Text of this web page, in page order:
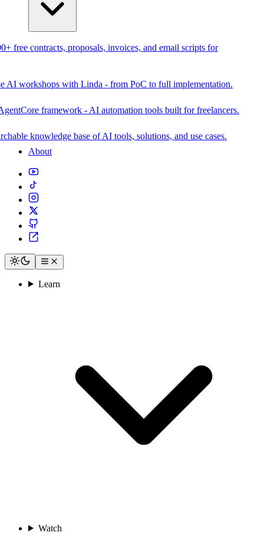
free contracts, proposals, invoices, and email scripts for
AI workshops with Linda - from PoC to full implementation.
framework - AI automation tools built for freelancers.
knowledge base of AI tools, solutions, and use cases.
About
Learn
Watch